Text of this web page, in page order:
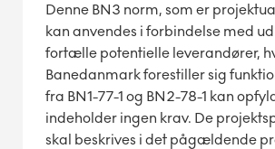
Denne BN3 norm, som er
kan anvendes i forbindelse med
fortælle potentielle leverandører,
Banedanmark forestiller sig
fra BN1-77-1 og BN2-78-1 kan
indeholder ingen krav. De
skal beskrives i det pågældende